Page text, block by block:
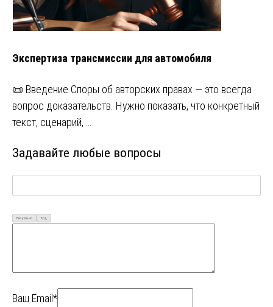
Экспертиза трансмиссии для автомобиля
📜 Введение Споры об авторских правах — это всегда
вопрос доказательств. Нужно показать, что конкретный
текст, сценарий, …
Задавайте любые вопросы
Визуально Код
Ваш Email*